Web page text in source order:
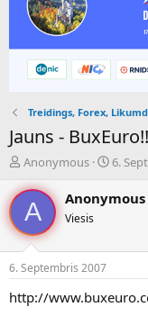
Treidings, Forex,
Jauns - BuxEuro!!
P
v
e
d
i
n
a
u
Anonymous
S
k
a
u
6.
A Anonymous
Viesis
6. Septembris 2007
http://